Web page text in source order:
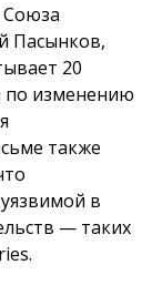
Пасынков,
20
по изменению
также
в
— таких